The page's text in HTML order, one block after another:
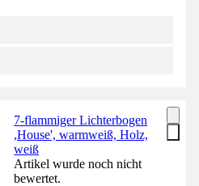
7-flammiger Lichterbogen
,House', warmweiß, Holz,
weiß
Artikel wurde noch nicht
bewertet.